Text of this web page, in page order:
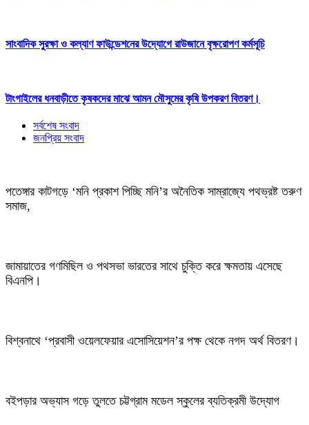
সাংবাদিক সুরক্ষা ও কল্যাণ ফাউন্ডেশনের উদ্যোগে রাউজানে বৃক্ষরোপণ কর্মসূচি
টাংগাইলের ধনবাড়ীতে কৃষকদের মাঝে আমন মৌসুমের কৃষি উপকরণ বিতরণ।
সর্বশেষ সংবাদ
জনপ্রিয় সংবাদ
পতেঙ্গার কাটগড়ে ‘মনি প্রকাশ পিচ্ছি মনি’র অনৈতিক সাম্রাজ্যে পথভ্রষ্ট তরুণ
সমাজ,
জামায়াতের গণমিছিল ও পথসভা ভারতের সাথে চুক্তি করে ক্ষমতায় এসেছে
বিএনপি।
বিশ্বনাথে ‘প্রবাসী ওয়েলফেয়ার এসোসিয়েশন’র পক্ষ থেকে নগদ অর্থ বিতরণ।
বইপড়ার অভ্যাস গড়ে তুলতে চট্টগ্রাম মডেল স্কুলের ব্যতিক্রমী উদ্যোগ